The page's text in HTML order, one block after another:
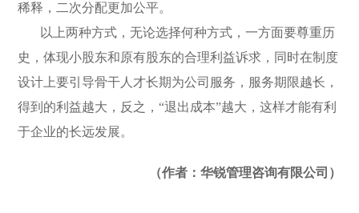
稀释，二次分配更加公平。
以上两种方式，无论选择何种方式，一方面要尊重历
史，体现小股东和原有股东的合理利益诉求，同时在制度
设计上要引导骨干人才长期为公司服务，服务期限越长，
得到的利益越大，反之，“退出成本”越大，这样才能有利
于企业的长远发展。
（作者：华锐管理咨询有限公司）